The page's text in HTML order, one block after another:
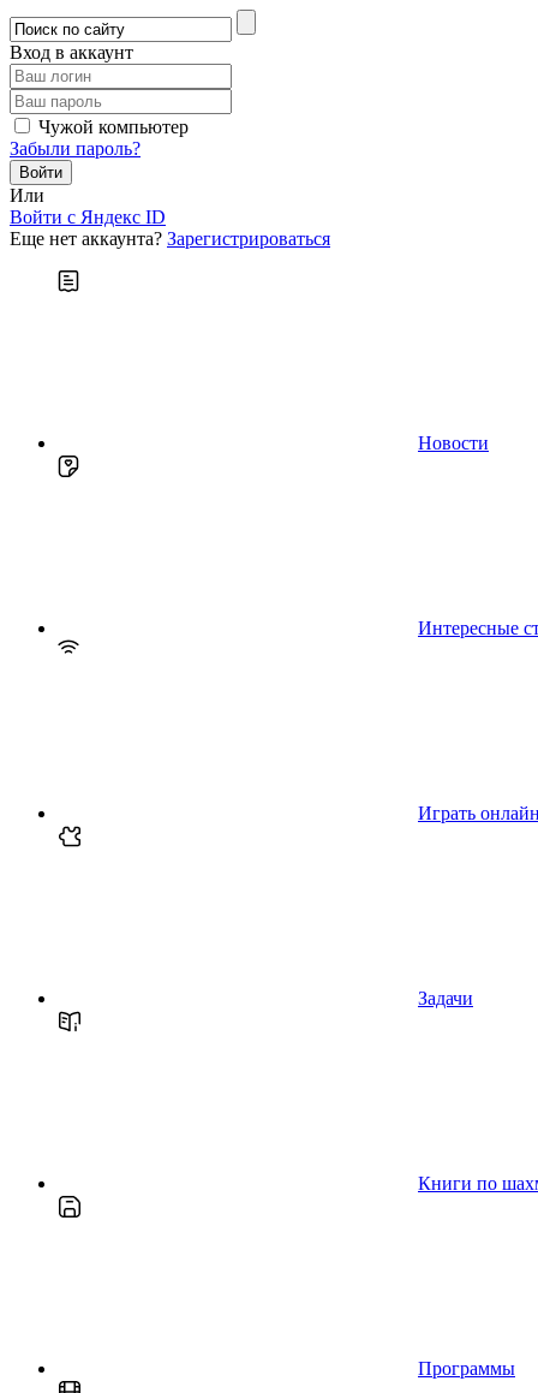
Вход в аккаунт
Чужой компьютер
Забыли пароль?
Или
Войти c Яндекс ID
Еще нет аккаунта? Зарегистрироваться
Новости
Интересные
Играть онлайн
Задачи
Книги по
Программы